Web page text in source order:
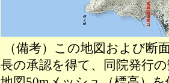
（備考）この地図および断
長の承認を得て、同院発行